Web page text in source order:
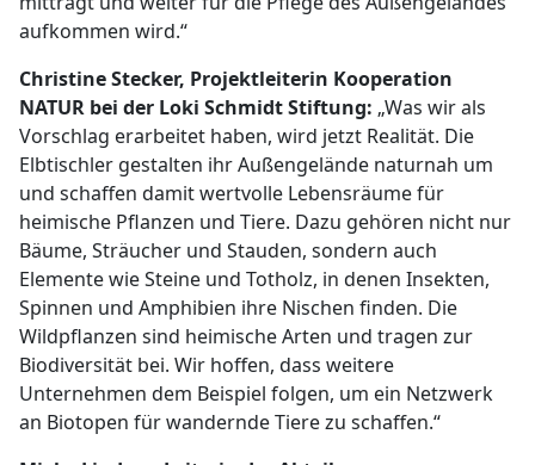
aufkommen wird.“
Christine Stecker, Projektleiterin Kooperation
NATUR bei der Loki Schmidt Stiftung: „Was wir als
Vorschlag erarbeitet haben, wird jetzt Realität. Die
Elbtischler gestalten ihr Außengelände naturnah um
und schaffen damit wertvolle Lebensräume für
heimische Pflanzen und Tiere. Dazu gehören nicht nur
Bäume, Sträucher und Stauden, sondern auch
Elemente wie Steine und Totholz, in denen Insekten,
Spinnen und Amphibien ihre Nischen finden. Die
Wildpflanzen sind heimische Arten und tragen zur
Biodiversität bei. Wir hoffen, dass weitere
Unternehmen dem Beispiel folgen, um ein Netzwerk
an Biotopen für wandernde Tiere zu schaffen.“